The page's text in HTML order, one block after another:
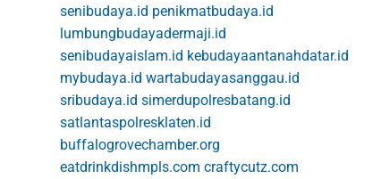
senibudaya.id penikmatbudaya.id
lumbungbudayadermaji.id
senibudayaislam.id kebudayaantanahdatar.id
mybudaya.id wartabudayasanggau.id
sribudaya.id simerdupolresbatang.id
satlantaspolresklaten.id
buffalogrovechamber.org
eatdrinkdishmpls.com craftycutz.com